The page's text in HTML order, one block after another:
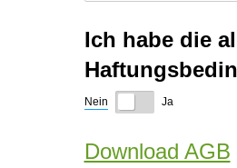
Ich habe die
Nein Ja
Download AGB